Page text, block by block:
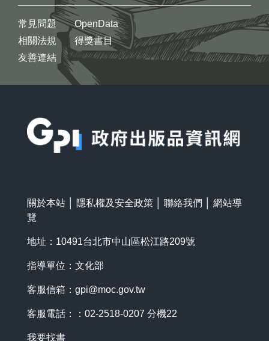
常見問題
相關法規
友善連結
OpenData
得獎書目
關於本站 隱私權及安全政策 聯絡我們
網站導
覽
地址：10491台北市中山區松江路209號
指導單位：文化部
客服信箱： gpi@moc.gov.tw
客服電話：：02-2518-0207 分機22
我要找書